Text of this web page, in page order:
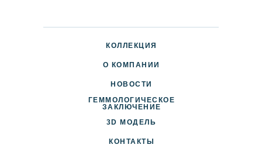
КОНТАКТЫ
КОЛЛЕКЦИЯ
НОВОСТИ
О КОМПАНИИ
ДОСТАВКА И ОПЛАТА
ПАРТНЕРАМ
3D МОДЕЛЬ
ГЕММОЛОГИЧЕСКОЕ
ЗАКЛЮЧЕНИЕ